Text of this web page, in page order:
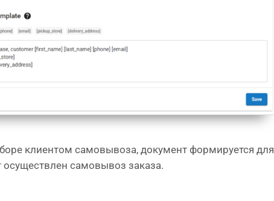
клиентом самовывоза, документ формируется для
осуществлен самовывоз заказа.